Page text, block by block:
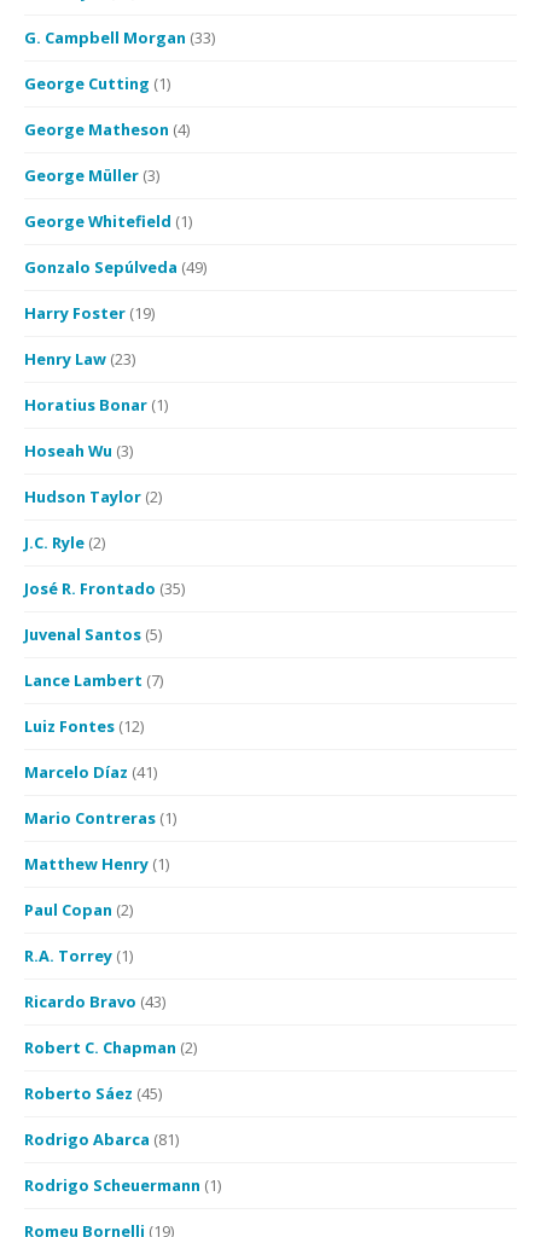
G. Campbell Morgan (33)
George Cutting (1)
George Matheson (4)
George Müller (3)
George Whitefield (1)
Gonzalo Sepúlveda (49)
Harry Foster (19)
Henry Law (23)
Horatius Bonar (1)
Hoseah Wu (3)
Hudson Taylor (2)
J.C. Ryle (2)
José R. Frontado (35)
Juvenal Santos (5)
Lance Lambert (7)
Luiz Fontes (12)
Marcelo Díaz (41)
Mario Contreras (1)
Matthew Henry (1)
Paul Copan (2)
R.A. Torrey (1)
Ricardo Bravo (43)
Robert C. Chapman (2)
Roberto Sáez (45)
Rodrigo Abarca (81)
Rodrigo Scheuermann (1)
Romeu Bornelli (19)